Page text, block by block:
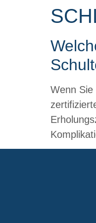
Wenn Sie